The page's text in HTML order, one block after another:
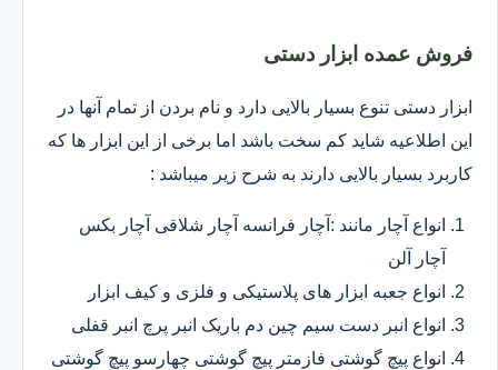
فروش عمده ابزار دستی
ابزار دستی تنوع بسیار بالایی دارد و نام بردن از تمام آنها در
این اطلاعیه شاید کم سخت باشد اما برخی از این ابزار ها که
کاربرد بسیار بالایی دارند به شرح زیر میباشد :
انواع آچار مانند :آچار فرانسه آچار شلاقی آچار بکس
آچار آلن
انواع جعبه ابزار های پلاستیکی و فلزی و کیف ابزار
انواع انبر دست سیم چین دم باریک انبر پرچ انبر قفلی
انواع پیچ گوشتی فازمتر پیچ گوشتی چهارسو پیچ گوشتی